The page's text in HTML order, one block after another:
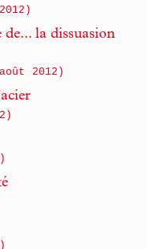
de... la dissuasion
2012)